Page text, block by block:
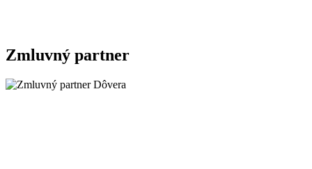
Zmluvný partner